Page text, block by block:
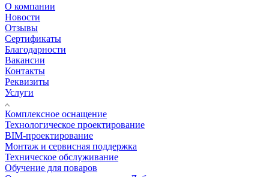
О компании
Новости
Отзывы
Сертификаты
Благодарности
Вакансии
Контакты
Реквизиты
Услуги
Комплексное оснащение
Технологическое проектирование
BIM-проектирование
Монтаж и сервисная поддержка
Техническое обслуживание
Обучение для поваров